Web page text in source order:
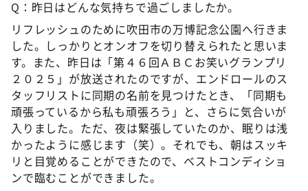
Q：昨日はどんな気持ちで過ごしましたか。
リフレッシュのために吹田市の万博記念公園へ行きま
した。しっかりとオンオフを切り替えられたと思いま
す。また、昨日は「第４６回ＡＢＣお笑いグランプリ
２０２５」が放送されたのですが、エンドロールのス
タッフリストに同期の名前を見つけたとき、「同期も
頑張っているから私も頑張ろう」と、さらに気合いが
入りました。ただ、夜は緊張していたのか、眠りは浅
かったように感じます（笑）。それでも、朝はスッキ
リと目覚めることができたので、ベストコンディショ
ンで臨むことができました。